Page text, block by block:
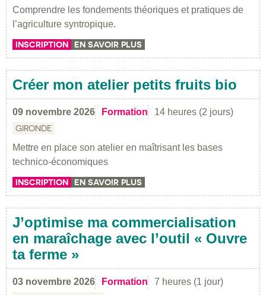
Comprendre les fondements théoriques et pratiques de
l’agriculture syntropique.
INSCRIPTION EN SAVOIR PLUS
Créer mon atelier petits fruits bio
09 novembre 2026 Formation 14 heures (2 jours)
GIRONDE
Mettre en place son atelier en maîtrisant les bases
technico-économiques
INSCRIPTION EN SAVOIR PLUS
J’optimise ma commercialisation
en maraîchage avec l’outil « Ouvre
ta ferme »
03 novembre 2026 Formation 7 heures (1 jour)